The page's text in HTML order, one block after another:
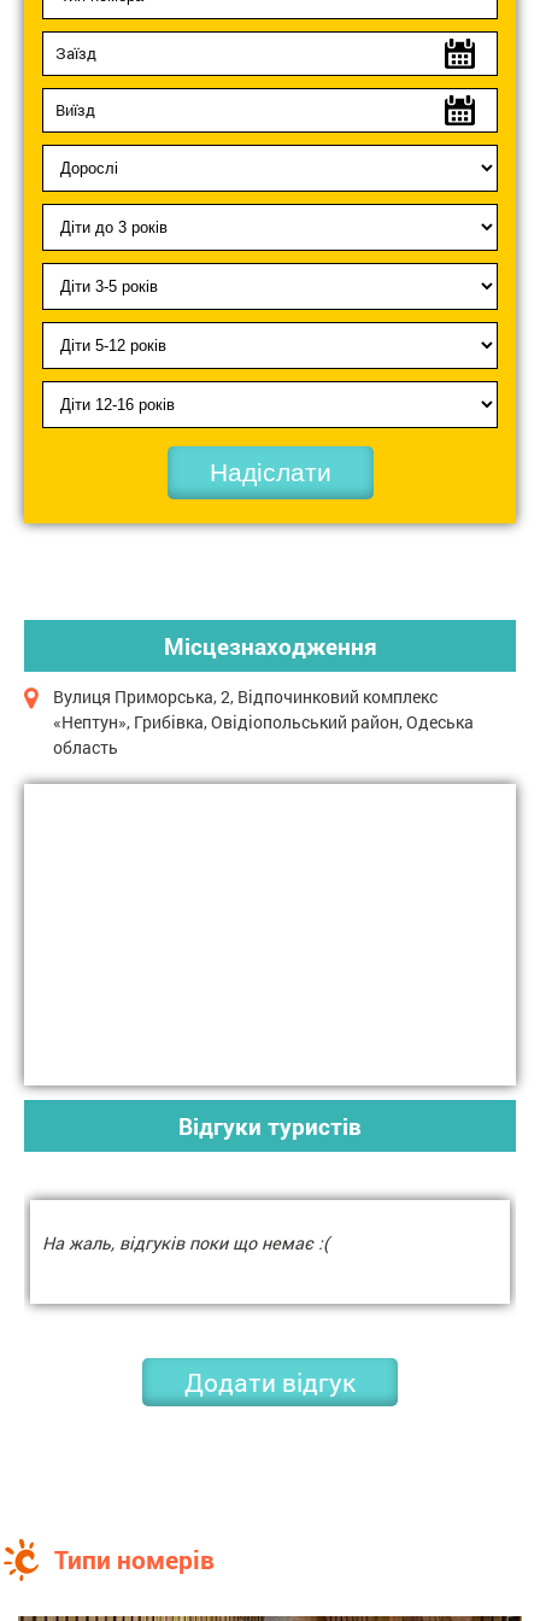
Місцезнаходження
Вулиця Приморська, 2, Відпочинковий комплекс
«Нептун», Грибівка, Овідіопольський район, Одеська
область
Відгуки туристів
На жаль, відгуків поки що немає :(
Додати відгук
Надіслати
Типи номерів